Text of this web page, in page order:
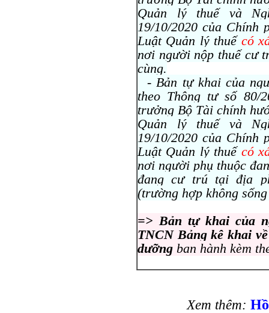
Quản lý thuế và
19/10/2020 của Chính
Luật Quản lý thuế có
nơi người nộp thuế cư
cùng.
- Bản tự khai của
theo Thông tư số 80/
trưởng Bộ Tài chính
Quản lý thuế và
19/10/2020 của Chính
Luật Quản lý thuế có
nơi người phụ thuộc
đang cư trú tại địa
(trường hợp không
=> Bản tự khai của
TNCN Bảng kê khai
dưỡng ban hành kèm
Xem thêm: